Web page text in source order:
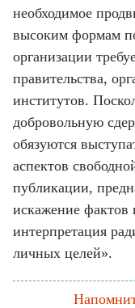
необходимое
высоким формам
организации
правительства,
институтов.
добровольную
обязуются
аспектов
публикации,
искажение фактов
интерпретация
личных целей».